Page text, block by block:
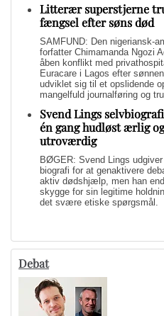
Litterær superstjerne
fængsel efter søns død
SAMFUND: Den nigeriansk-
forfatter Chimamanda Ngozi
åben konflikt med
Euracare i Lagos efter
udviklet sig til et opslidende
mangelfuld journalføring og
Svend Lings
én gang hudløst ærlig
utroværdig
BØGER: Svend Lings
biografi for at genaktivere
aktiv dødshjælp, men han
skygge for sin legitime
det svære etiske spørgsmål.
Debat